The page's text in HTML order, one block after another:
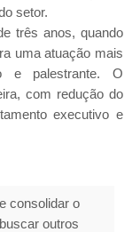
setor.
três anos, quando
uma atuação mais
e palestrante. O
com redução do
executivo e
consolidar o
outros